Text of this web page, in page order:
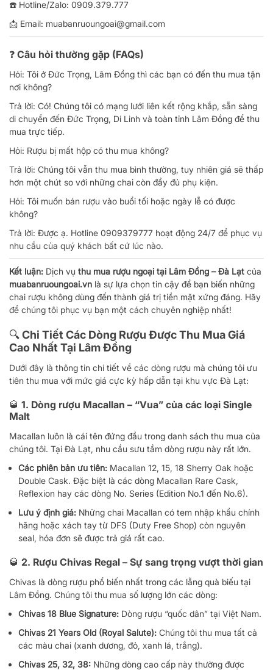
☎️ Hotline/Zalo: 0909.379.777
📩 Email: muabanruoungoai@gmail.com
❓ Câu hỏi thường gặp (FAQs)
Hỏi: Tôi ở Đức Trọng, Lâm Đồng thì các bạn có đến thu mua tận
nơi không?
Trả lời: Có! Chúng tôi có mạng lưới liên kết rộng khắp, sẵn sàng
di chuyển đến Đức Trọng, Di Linh và toàn tỉnh Lâm Đồng để thu
mua trực tiếp.
Hỏi: Rượu bị mất hộp có thu mua không?
Trả lời: Chúng tôi vẫn thu mua bình thường, tuy nhiên giá sẽ thấp
hơn một chút so với những chai còn đầy đủ phụ kiện.
Hỏi: Tôi muốn bán rượu vào buổi tối hoặc ngày lễ có được
không?
Trả lời: Được ạ. Hotline 0909379777 hoạt động 24/7 để phục vụ
nhu cầu của quý khách bất cứ lúc nào.
Kết luận: Dịch vụ thu mua rượu ngoại tại Lâm Đồng – Đà Lạt của
muabanruoungoai.vn là sự lựa chọn tin cậy để bạn biến những
chai rượu không dùng đến thành giá trị tiền mặt xứng đáng. Hãy
để chúng tôi phục vụ bạn một cách chuyên nghiệp nhất!
🔍 Chi Tiết Các Dòng Rượu Được Thu Mua Giá
Cao Nhất Tại Lâm Đồng
Dưới đây là thông tin chi tiết về các dòng rượu mà chúng tôi ưu
tiên thu mua với mức giá cực kỳ hấp dẫn tại khu vực Đà Lạt:
🥃 1. Dòng rượu Macallan – “Vua” của các loại Single
Malt
Macallan luôn là cái tên đứng đầu trong danh sách thu mua của
chúng tôi. Tại Đà Lạt, nhu cầu sưu tầm dòng rượu này rất lớn.
Các phiên bản ưu tiên: Macallan 12, 15, 18 Sherry Oak hoặc
Double Cask. Đặc biệt là các dòng Macallan Rare Cask,
Reflexion hay các dòng No. Series (Edition No.1 đến No.6).
Lưu ý định giá: Những chai Macallan có tem nhập khẩu chính
hãng hoặc xách tay từ DFS (Duty Free Shop) còn nguyên
seal, hóa đơn sẽ được trả giá rất cao.
🥃 2. Rượu Chivas Regal – Sự sang trọng vượt thời gian
Chivas là dòng rượu phổ biến nhất trong các lẵng quà biếu tại
Lâm Đồng. Chúng tôi thu mua số lượng lớn các dòng:
Chivas 18 Blue Signature: Dòng rượu “quốc dân” tại Việt Nam.
Chivas 21 Years Old (Royal Salute): Chúng tôi thu mua tất cả
các màu chai (xanh dương, đỏ, xanh lá, trắng).
Chivas 25, 32, 38: Những dòng cao cấp này thường được